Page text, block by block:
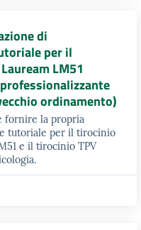
di
per il
LM51
ordinamento)
fornire la propria
tutoriale per il tirocinio
e il tirocinio TPV